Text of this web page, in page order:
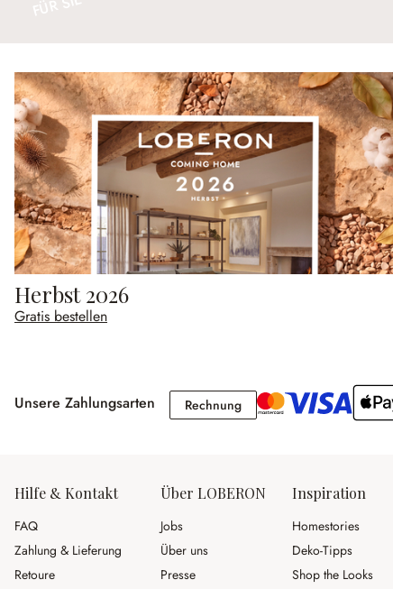
Herbst 2026
Gratis bestellen
Unsere Zahlungsarten RechnungRechnung
Hilfe & Kontakt
FAQ
Zahlung & Lieferung
Retoure
Über LOBERON
Jobs
Über uns
Presse
Inspiration
Homestories
Deko-Tipps
Shop the Looks